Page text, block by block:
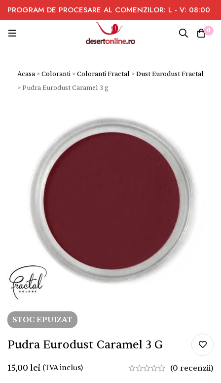
PROGRAM DE PROCESARE AL COMENZILOR: L - V: 08:00
- 16:00
0
Acasa >Coloranti >Coloranti Fractal >Dust Eurodust Fractal
> Pudra Eurodust Caramel 3 g
STOC EPUIZAT
Pudra Eurodust Caramel 3 G
15,00 lei (TVA inclus) (0 recenzii)